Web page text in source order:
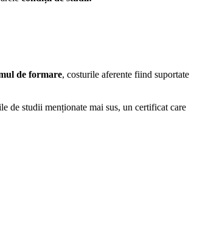
de formare, costurile aferente fiind suportate
de studii menționate mai sus, un certificat care